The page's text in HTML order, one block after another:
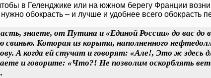
в Геленджике или на южном берегу Франции
обокрасть – и лучше и удобнее всего обокрасть
знаете, от Путина и «Единой России» до вас до
свинью. Которая из корыта, наполненного
А когда ей стучат и говорят: «Але!, Это ж здесь
и говорите: «Что?! Не позволим оскорблять